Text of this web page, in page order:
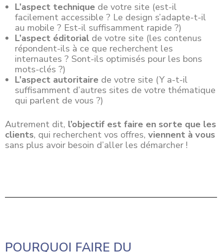
L’aspect technique de votre site (est-il
facilement accessible ? Le design s’adapte-t-il
au mobile ? Est-il suffisamment rapide ?)
L’aspect éditorial de votre site (les contenus
répondent-ils à ce que recherchent les
internautes ? Sont-ils optimisés pour les bons
mots-clés ?)
L’aspect autoritaire de votre site (Y a-t-il
suffisamment d’autres sites de votre thématique
qui parlent de vous ?)
Autrement dit, l’objectif est faire en sorte que les
clients, qui recherchent vos offres, viennent à vous
sans plus avoir besoin d’aller les démarcher !
POURQUOI FAIRE DU